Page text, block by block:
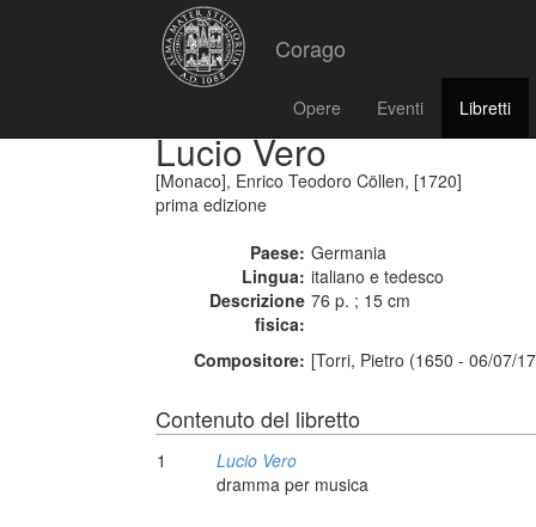
Corago
Opere Eventi Libretti
Lucio Vero
[Monaco], Enrico Teodoro Cöllen, [1720]
prima edizione
Paese: Germania
Lingua: italiano e tedesco
Descrizione
fisica:
76 p. ; 15 cm
Compositore: [Torri, Pietro (1650 - 06/07/
Contenuto del libretto
1
Lucio Vero
dramma per musica